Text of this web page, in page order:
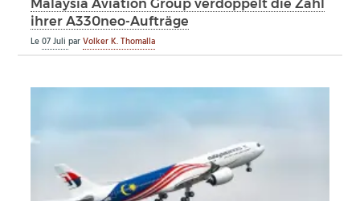
ihrer A330neo-Aufträge
Le07 JuliparVolker K. Thomalla